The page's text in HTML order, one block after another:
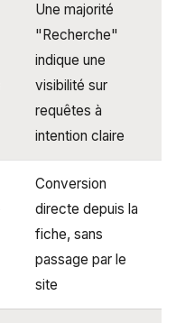
Une majorité
"Recherche"
indique une
visibilité sur
requêtes à
intention claire
Conversion
directe depuis la
fiche, sans
passage par le
site